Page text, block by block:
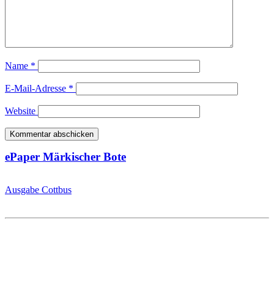
Name *
E-Mail-Adresse *
Website
ePaper Märkischer Bote
Ausgabe Cottbus